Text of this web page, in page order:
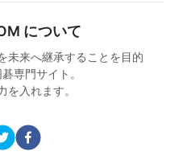
について
未来へ継承することを目的
専門サイト。
を入れます。